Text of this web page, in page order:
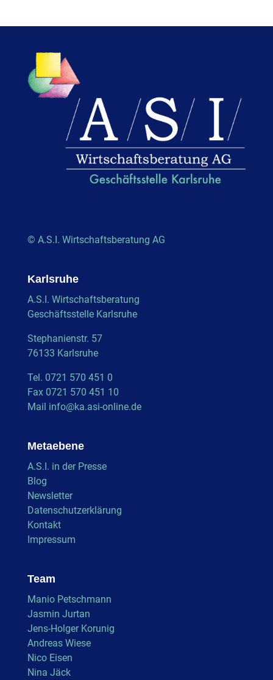
© A.S.I. Wirtschaftsberatung AG
Karlsruhe
A.S.I. Wirtschaftsberatung
Geschäftsstelle Karlsruhe
Stephanienstr. 57
76133 Karlsruhe
Tel. 0721 570 451 0
Fax 0721 570 451 10
Mail info@ka.asi-online.de
Metaebene
A.S.I. in der Presse
Blog
Newsletter
Datenschutzerklärung
Kontakt
Impressum
Team
Manio Petschmann
Jasmin Jurtan
Jens-Holger Korunig
Andreas Wiese
Nico Eisen
Nina Jäck